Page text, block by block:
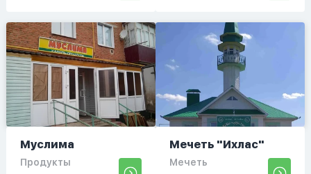
Муслима
Продукты
Мечеть "Ихлас"
Мечеть